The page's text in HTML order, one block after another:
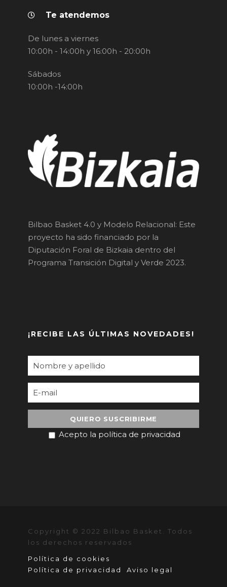
Te atendemos
De lunes a viernes
10:00h - 14:00h y 16:00h - 20:00h
Sábados
10:00h -14:00h
Bilbao Basket 4.0 y Modelo Relacional: Este
proyecto ha sido financiado por la
Diputación Foral de Bizkaia dentro del
Programa Transición Digital y Verde 2023.
¡RECIBE LAS ÚLTIMAS NOVEDADES!
Acepto la política de privacidad
Copyright © 2022 Bilbao Basket. Todos
los derechos reservados
Política de cookies
Política de privacidad
Aviso legal